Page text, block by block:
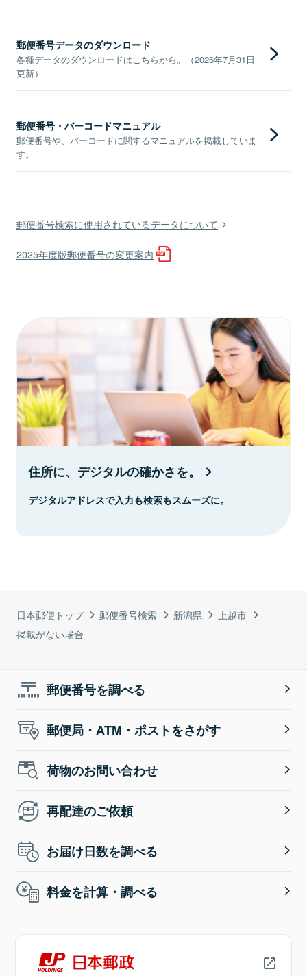
日本郵便トップ 郵便番号検索 新潟県
上越市
掲載がない場合
郵便番号データのダウンロード
各種データのダウンロードはこちらから。（2026年7月31日
更新）
郵便番号・バーコードマニュアル
郵便番号や、バーコードに関するマニュアルを掲載していま
す。
郵便番号検索に使用されているデータについて
2025年度版郵便番号の変更案内
住所に、デジタルの確かさを。
デジタルアドレスで入力も検索もスムーズに。
郵便番号を調べる
郵便局・ATM・ポストをさがす
荷物のお問い合わせ
再配達のご依頼
お届け日数を調べる
料金を計算・調べる